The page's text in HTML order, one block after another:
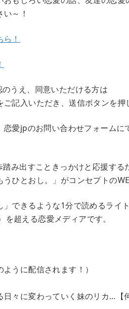
～！
！
うえ、同意いただける方は
記入いただき、送信ボタンを押
恋愛jpのお問い合わせフォームに
み出すこときっかけと応援する
うひとおし。」がコンセプトの
できるような1分で読めるライ
超える恋愛メディアです。
うに配信されます！）
日々に変わっていく妹のリカ…【